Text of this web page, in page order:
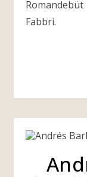
Fabbri.